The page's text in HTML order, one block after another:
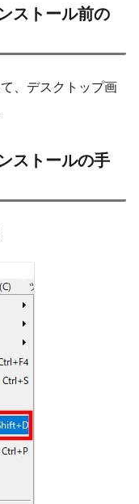
ストール前の
、デスクトップ画
ストールの手